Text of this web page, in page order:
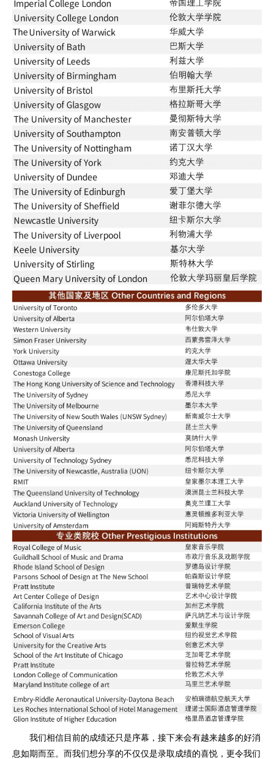
我们相信目前的成绩还只是序幕，接下来会有越来越多的好消
息如期而至。而我们想分享的不仅仅是录取成绩的喜悦，更令我们